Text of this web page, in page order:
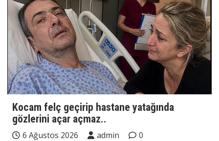
Kocam felç geçirip hastane yatağında
gözlerini açar açmaz..
6 Ağustos 2026 admin
0